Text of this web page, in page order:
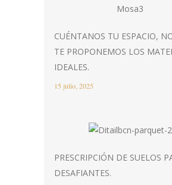
CUÉNTANOS TU ESPACIO,
TE PROPONEMOS LOS
IDEALES.
15 julio, 2025
PRESCRIPCIÓN DE SUELOS
DESAFIANTES.